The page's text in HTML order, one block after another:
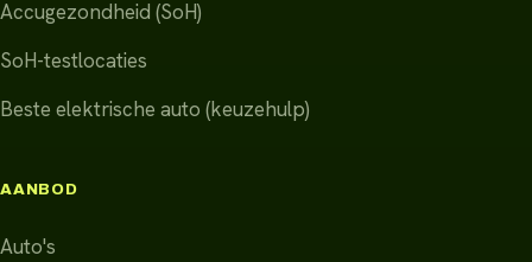
Accugezondheid (SoH)
SoH-testlocaties
Beste elektrische auto (keuzehulp)
AANBOD
Auto's